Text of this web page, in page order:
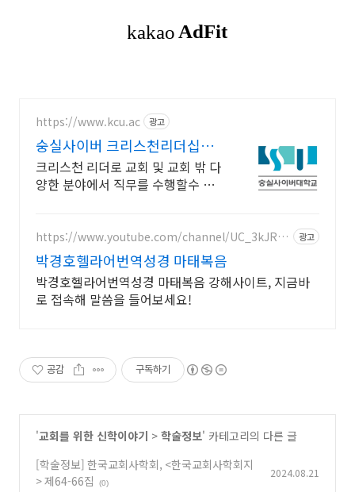
https://www.kcu.ac 광고
숭실사이버 크리스천리더십학
과 신편입생 모집 중!
크리스천 리더로 교회 및 교회 밖 다
양한 분야에서 직무를 수행할수 있
100% 온라인강의!
https://www.youtube.com/channel/UC_3kJRp
광고
박경호헬라어번역성경 마태복음
박경호헬라어번역성경 마태복음 강해사이트, 지금바
로 접속해 말씀을 들어보세요!
공감 구독하기
'교회를 위한 신학이야기 > 학술정보' 카테고리의 다른 글
[학술정보] 한국교회사학회, <한국교회사학회지
> 제64-66집
(0)
2024.08.21